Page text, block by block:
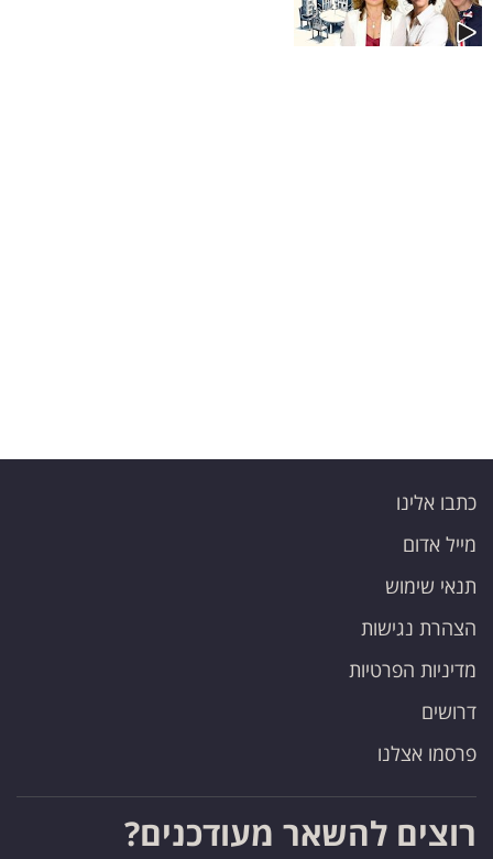
כתבו אלינו
מייל אדום
תנאי שימוש
הצהרת נגישות
מדיניות הפרטיות
דרושים
פרסמו אצלנו
רוצים להשאר מעודכנים?